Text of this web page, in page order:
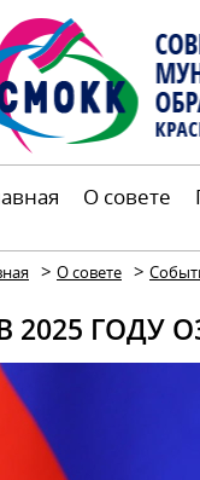
О совете
> О совете >
2025 ГОДУ